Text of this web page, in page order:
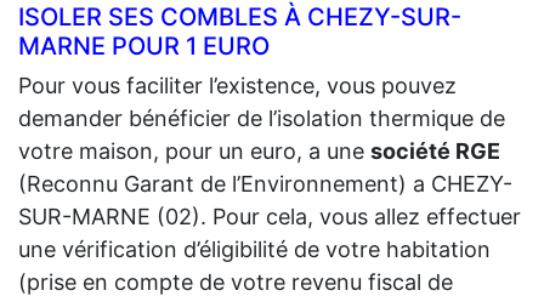
ISOLER SES COMBLES À CHEZY-SUR-
MARNE POUR 1 EURO
Pour vous faciliter l’existence, vous pouvez
demander bénéficier de l’isolation thermique de
votre maison, pour un euro, a une société RGE
(Reconnu Garant de l’Environnement) a CHEZY-
SUR-MARNE (02). Pour cela, vous allez effectuer
une vérification d’éligibilité de votre habitation
(prise en compte de votre revenu fiscal de